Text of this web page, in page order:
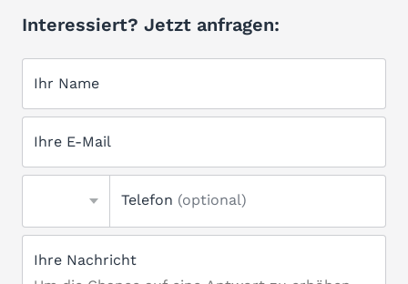
Interessiert? Jetzt anfragen:
Ihr Name
Ihre E-Mail
Telefon (optional)
Ihre Nachricht